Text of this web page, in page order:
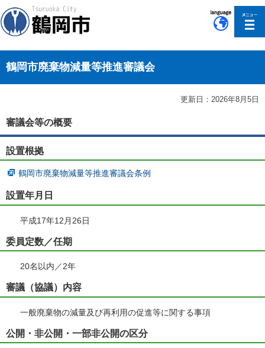
鶴岡市廃棄物減量等推進審議会
更新日：2026年8月5日
審議会等の概要
設置根拠
鶴岡市廃棄物減量等推進審議会条例
設置年月日
平成17年12月26日
委員定数／任期
20名以内／2年
審議（協議）内容
一般廃棄物の減量及び再利用の促進等に関する事項
公開・非公開・一部非公開の区分